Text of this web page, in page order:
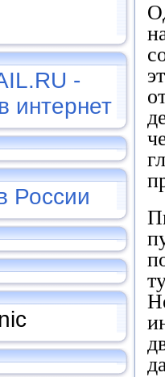
России